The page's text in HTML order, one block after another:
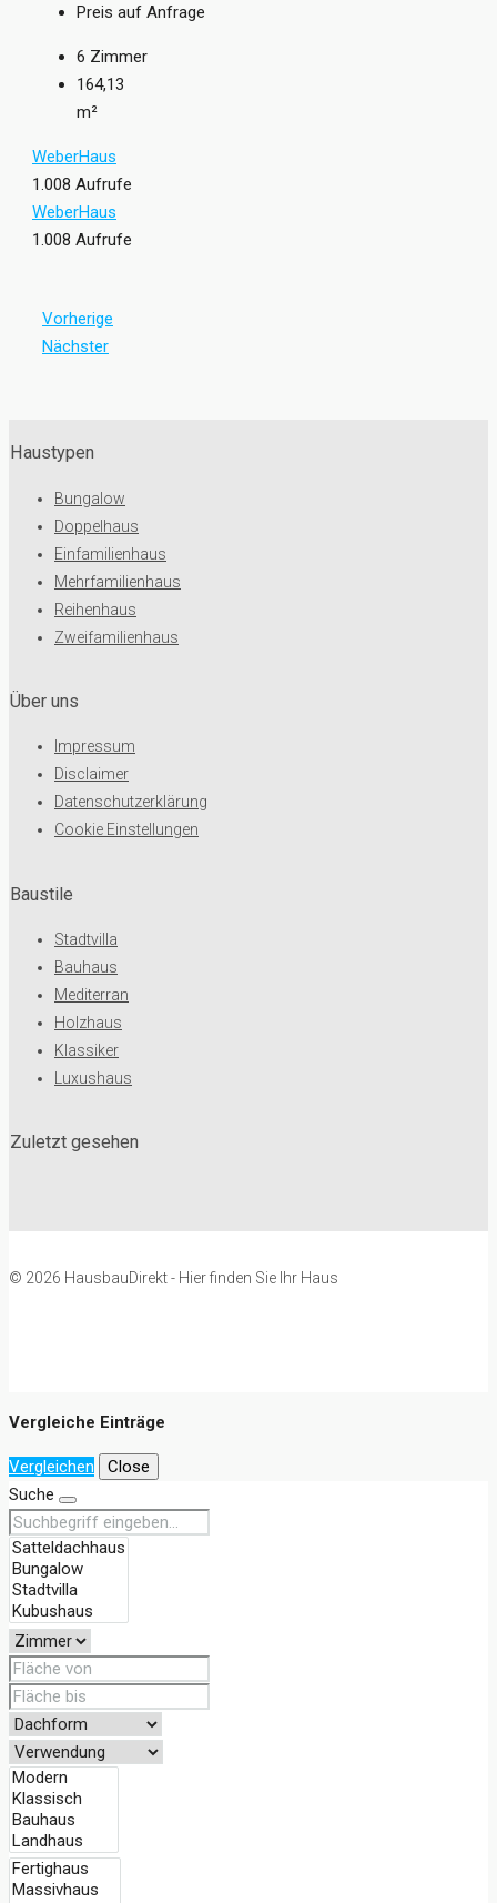
Preis auf Anfrage
6 Zimmer
164,13
m²
WeberHaus
1.008 Aufrufe
WeberHaus
1.008 Aufrufe
Vorherige
Nächster
Haustypen
Bungalow
Doppelhaus
Einfamilienhaus
Mehrfamilienhaus
Reihenhaus
Zweifamilienhaus
Baustile
Stadtvilla
Bauhaus
Mediterran
Holzhaus
Klassiker
Luxushaus
Über uns
Impressum
Disclaimer
Datenschutzerklärung
Cookie Einstellungen
Zuletzt gesehen
© 2026 HausbauDirekt - Hier finden Sie Ihr Haus
Vergleiche Einträge
Vergleichen
Close
Suche